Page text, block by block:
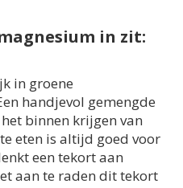
in zit:
in groene
handjevol gemengde
binnen krijgen van
eten is altijd goed voor
een tekort aan
aan te raden dit tekort